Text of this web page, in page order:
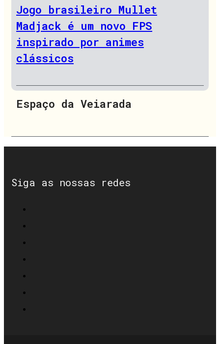
Jogo brasileiro Mullet
Madjack é um novo FPS
inspirado por animes
clássicos
Espaço da Veiarada
Siga as nossas redes